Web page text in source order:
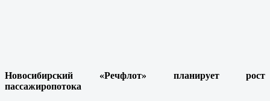
Новосибирский «Речфлот» планирует рост
пассажиропотока